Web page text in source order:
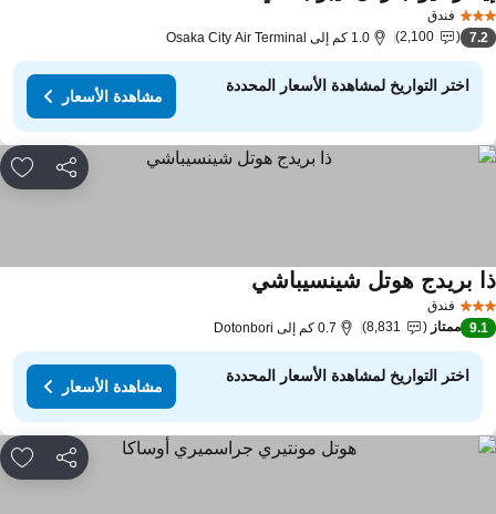
فندق
7.2
2,100 1.0 كم إلى Osaka City Air Terminal
اختر التواريخ لمشاهدة الأسعار المحددة
مشاهدة الأسعار
مشاركة
فندق
بريدج هوتل شينسيباشيمشاهدة الأسعار
9.1 ممتاز 8,831 0.7 كم إلى Dotonbori
اختر التواريخ لمشاهدة الأسعار المحددة
مشاهدة الأسعار
مشاركة